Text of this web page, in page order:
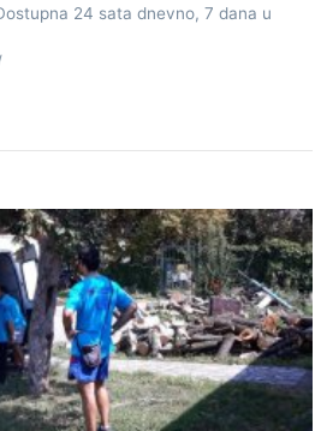
24 sata dnevno, 7 dana u